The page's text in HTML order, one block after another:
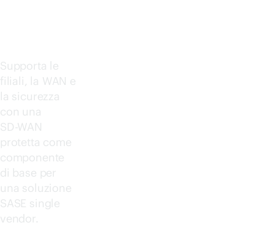
Supporta le
filiali, la WAN e
la sicurezza
con una
SD-WAN
protetta come
componente
di base per
una soluzione
SASE single
vendor.